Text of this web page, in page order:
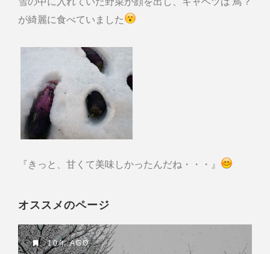
が綺麗に食べていました
『きっと、甘くて美味しかったんだね・・・』
オススメのページ
10年 AGO